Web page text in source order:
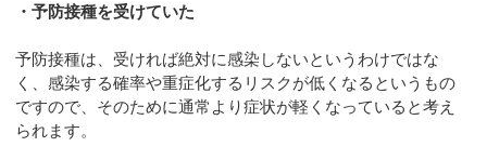
・予防接種を受けていた
予防接種は、受ければ絶対に感染しないというわけではな
く、感染する確率や重症化するリスクが低くなるというもの
ですので、そのために通常より症状が軽くなっていると考え
られます。